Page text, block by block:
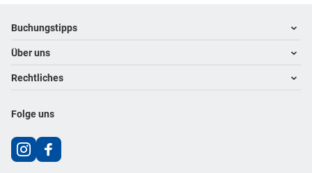
Footer navigation
Buchungstipps
Warum im Reisebüro buchen
Hoteltipps
Reisewelten
Über uns
Kontakt
Karriere
Rechtliches
Folge uns